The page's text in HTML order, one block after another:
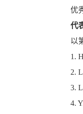
代
以
1.
2.
3.
4.